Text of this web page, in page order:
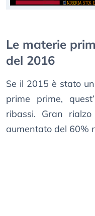
Le materie
del 2016
Se il 2015 è stato
prime prime,
ribassi. Gran
aumentato del 60%